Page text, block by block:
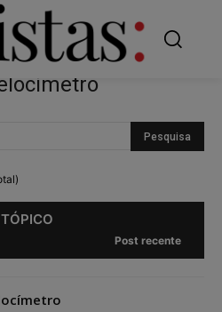
TÓPICO
Post recente